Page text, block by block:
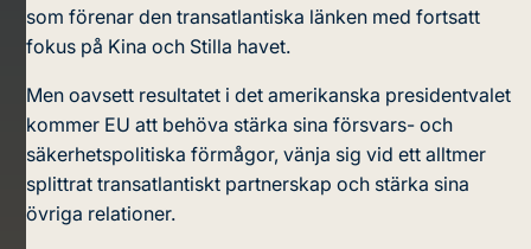
som förenar den transatlantiska länken med fortsatt
fokus på Kina och Stilla havet.
Men oavsett resultatet i det amerikanska presidentvalet
kommer EU att behöva stärka sina försvars- och
säkerhetspolitiska förmågor, vänja sig vid ett alltmer
splittrat transatlantiskt partnerskap och stärka sina
övriga relationer.